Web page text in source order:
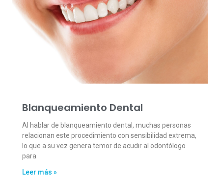
Blanqueamiento Dental
Al hablar de blanqueamiento dental, muchas personas
relacionan este procedimiento con sensibilidad extrema,
lo que a su vez genera temor de acudir al odontólogo
para
Leer más »